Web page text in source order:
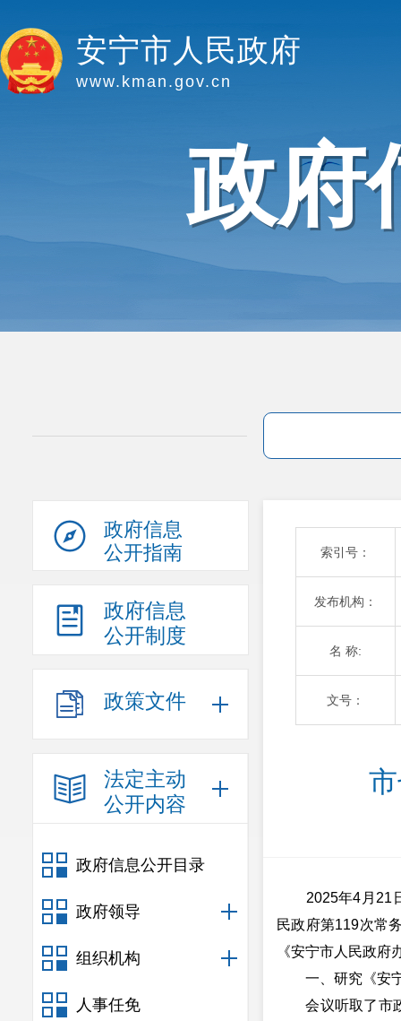
安宁市人民政府
www.kman.gov.cn
政府
政府信息
公开指南
政府信息
公开制度
政策文件
法定主动
公开内容
政府信息公开目录
政府领导
组织机构
人事任免
索引号：
发布机构：
名 称:
文号：
2025年4月21日
民政府第119次常
《安宁市人民政
一、研究《安宁
会议听取了市政